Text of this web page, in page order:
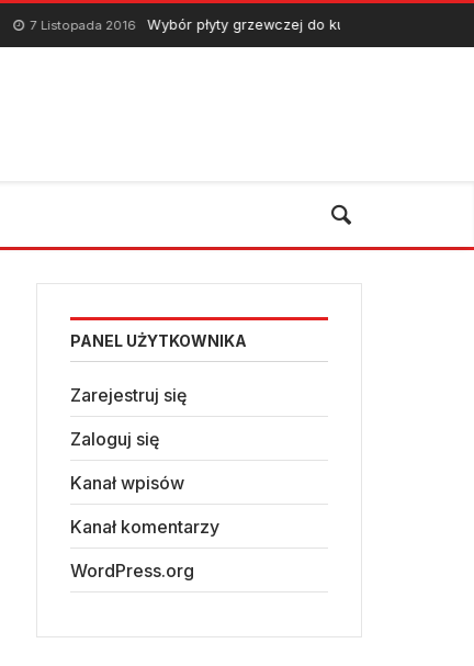
7 Listopada 2016 Wybór płyty grzewczej do kuchni na zamówienie
PANEL UŻYTKOWNIKA
Zarejestruj się
Zaloguj się
Kanał wpisów
Kanał komentarzy
WordPress.org